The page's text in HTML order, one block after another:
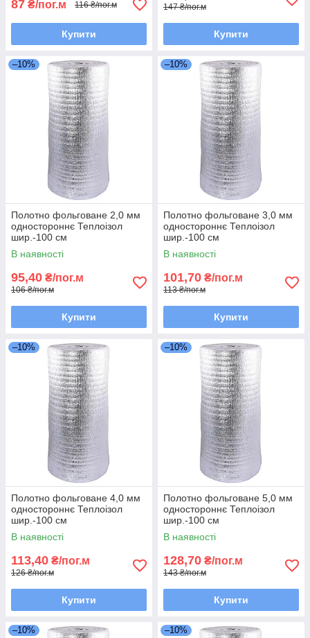
87 ₴/пог.м 116 ₴/пог.м
Купити
147 ₴/пог.м
Купити
–10%
Полотно фольговане 2,0 мм
одностороннє Теплоізол
шир.-100 см
В наявності
95,40 ₴/пог.м
106 ₴/пог.м
Купити
–10%
Полотно фольговане 3,0 мм
одностороннє Теплоізол
шир.-100 см
В наявності
101,70 ₴/пог.м
113 ₴/пог.м
Купити
–10%
Полотно фольговане 4,0 мм
одностороннє Теплоізол
шир.-100 см
В наявності
113,40 ₴/пог.м
126 ₴/пог.м
Купити
–10%
Полотно фольговане 5,0 мм
одностороннє Теплоізол
шир.-100 см
В наявності
128,70 ₴/пог.м
143 ₴/пог.м
Купити
–10% –10%